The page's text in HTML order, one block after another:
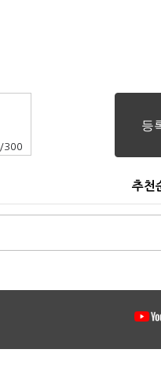
/300
추천